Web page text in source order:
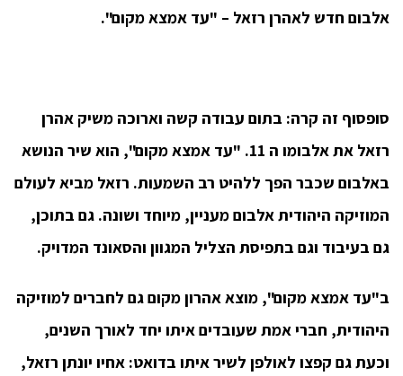
אלבום חדש לאהרן רזאל – "עד אמצא מקום".
סופסוף זה קרה: בתום עבודה קשה וארוכה משיק אהרן
רזאל את אלבומו ה 11. "עד אמצא מקום", הוא שיר הנושא
באלבום שכבר הפך ללהיט רב השמעות. רזאל מביא לעולם
המוזיקה היהודית אלבום מעניין, מיוחד ושונה. גם בתוכן,
גם בעיבוד וגם בתפיסת הצליל המגוון והסאונד המדויק.
ב"עד אמצא מקום", מוצא אהרון מקום גם לחברים למוזיקה
היהודית, חברי אמת שעובדים איתו יחד לאורך השנים,
וכעת גם קפצו לאולפן לשיר איתו בדואט: אחיו יונתן רזאל,